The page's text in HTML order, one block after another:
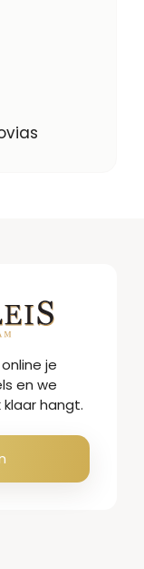
je
en we
hangt.